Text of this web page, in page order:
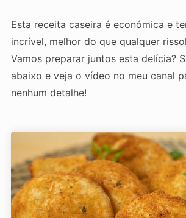
Esta receita caseira é económica e
incrível, melhor do que qualquer
Vamos preparar juntos esta delícia?
abaixo e veja o vídeo no meu canal
nenhum detalhe!